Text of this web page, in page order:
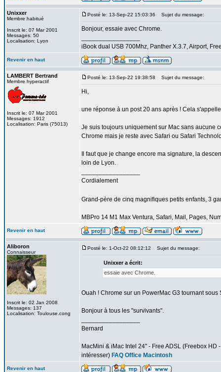
Unixxer
Membre habitué
Inscrit le: 07 Mar 2001
Messages: 50
Localisation: Lyon
Posté le: 13-Sep-22 15:03:36 Sujet du message:
Bonjour, essaie avec Chrome.
iBook dual USB 700Mhz, Panther X.3.7, Airport,
Revenir en haut
LAMBERT Bertrand
Membre hyperactif
Inscrit le: 07 Mar 2001
Messages: 1912
Localisation: Paris (75013)
Posté le: 13-Sep-22 19:38:58 Sujet du message:
Hi,
une réponse à un post 20 ans après ! Cela
Je suis toujours uniquement sur Mac sans aucune
Chrome mais je reste avec Safari ou Safari
Il faut que je change encore ma signature, la
loin de Lyon.
Cordialement
Grand-père de cinq magnifiques petits enfants, 3
MBPro 14 M1 Max Ventura, Safari, Mail, Pages,
Revenir en haut
Aliboron
Connaisseur
Inscrit le: 02 Jan 2008
Messages: 137
Localisation: Toulouse.cong
Posté le: 1-Oct-22 08:12:12 Sujet du message:
Unixxer a écrit:
essaie avec Chrome.
Ouah ! Chrome sur un PowerMac G3 tournant sous
Bonjour à tous les "survivants".
Bernard
MacMini & iMac Intel 24" - Free ADSL (Freebox
intéresser) FAQ Office Macintosh
Revenir en haut